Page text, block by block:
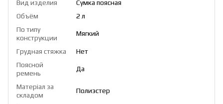
Вид изделия
Сумка поясная
Объём
2 л
По типу
конструкции
Мягкий
Грудная стяжка
Нет
Поясной
ремень
Да
Матеріал за
складом
Полиэстер